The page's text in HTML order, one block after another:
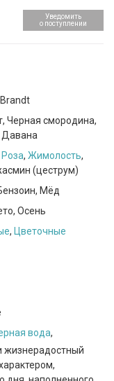
Уведомить
о поступлении
Черная смородина,
Давана
Роза, Жимолость,
(цеструм)
Мёд
Осень
, Цветочные
вода,
жизнерадостный